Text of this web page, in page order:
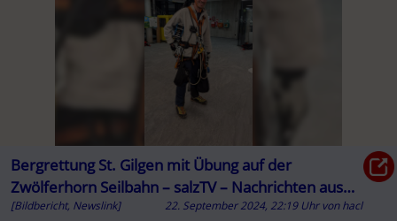
Bergrettung St. Gilgen mit Übung auf der
Zwölferhorn Seilbahn – salzTV – Nachrichten aus
dem Salzkammergut
[Bildbericht, Newslink] 22. September 2024, 22:19 Uhr vonhacl